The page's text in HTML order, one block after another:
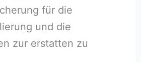
für die
und die
zur erstatten zu